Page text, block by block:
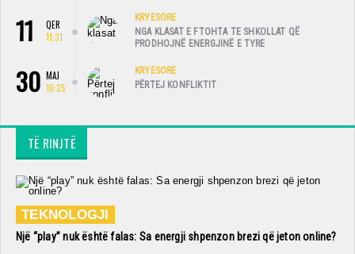
11
QER
11:31
KRYESORE
NGA KLASAT E FTOHTA TE SHKOLLAT QË
PRODHOJNË ENERGJINË E TYRE
30 MAJ
10:35
KRYESORE
PËRTEJ KONFLIKTIT
TË RINJTË
TEKNOLOGJI
Një “play” nuk është falas: Sa energji shpenzon brezi që jeton online?